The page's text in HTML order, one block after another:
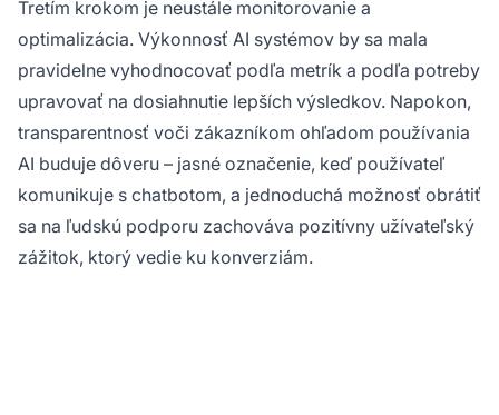
Tretím krokom je neustále monitorovanie a
optimalizácia. Výkonnosť AI systémov by sa mala
pravidelne vyhodnocovať podľa metrík a podľa potreby
upravovať na dosiahnutie lepších výsledkov. Napokon,
transparentnosť voči zákazníkom ohľadom používania
AI buduje dôveru – jasné označenie, keď používateľ
komunikuje s chatbotom, a jednoduchá možnosť obrátiť
sa na ľudskú podporu zachováva pozitívny užívateľský
zážitok, ktorý vedie ku konverziám.